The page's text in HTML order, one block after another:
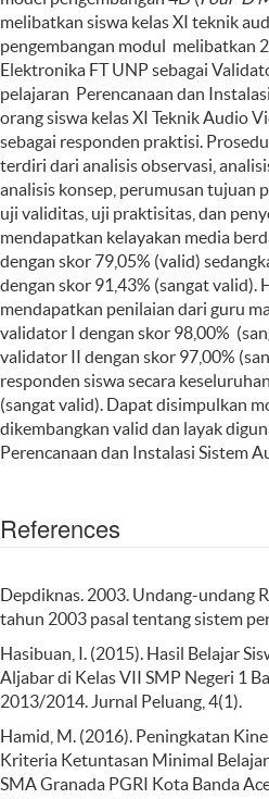
melibatkan siswa kelas XI teknik
pengembangan modul melibatkan
Elektronika FT UNP sebagai
pelajaran Perencanaan dan
orang siswa kelas XI Teknik Audio
sebagai responden praktisi.
terdiri dari analisis observasi,
analisis konsep, perumusan tujuan
uji validitas, uji praktisitas, dan
mendapatkan kelayakan media
dengan skor 79,05% (valid)
dengan skor 91,43% (sangat valid).
mendapatkan penilaian dari guru
validator I dengan skor 98,00%
validator II dengan skor 97,00%
responden siswa secara
(sangat valid). Dapat disimpulkan
dikembangkan valid dan layak
Perencanaan dan Instalasi Sistem
References
Depdiknas. 2003. Undang-undang
tahun 2003 pasal tentang sistem
Hasibuan, I. (2015). Hasil Belajar
Aljabar di Kelas VII SMP Negeri 1
2013/2014. Jurnal Peluang, 4(1).
Hamid, M. (2016). Peningkatan
Kriteria Ketuntasan Minimal
SMA Granada PGRI Kota Banda